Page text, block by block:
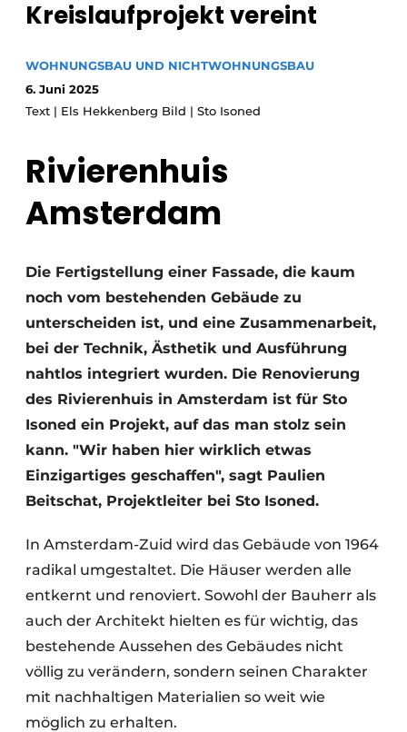
Podcasts
Geschichte
Ein Stellenangebot registrieren
Videos
Glas
Modularer Aufbau
Kreislaufprojekt vereint
WOHNUNGSBAU UND NICHTWOHNUNGSBAU
6. Juni 2025
Text | Els Hekkenberg Bild | Sto Isoned
Rivierenhuis
Amsterdam
Die Fertigstellung einer Fassade, die kaum
noch vom bestehenden Gebäude zu
unterscheiden ist, und eine Zusammenarbeit,
bei der Technik, Ästhetik und Ausführung
nahtlos integriert wurden. Die Renovierung
des Rivierenhuis in Amsterdam ist für Sto
Isoned ein Projekt, auf das man stolz sein
kann. "Wir haben hier wirklich etwas
Einzigartiges geschaffen", sagt Paulien
Beitschat, Projektleiter bei Sto Isoned.
In Amsterdam-Zuid wird das Gebäude von 1964
radikal umgestaltet. Die Häuser werden alle
entkernt und renoviert. Sowohl der Bauherr als
auch der Architekt hielten es für wichtig, das
bestehende Aussehen des Gebäudes nicht
völlig zu verändern, sondern seinen Charakter
mit nachhaltigen Materialien so weit wie
möglich zu erhalten.